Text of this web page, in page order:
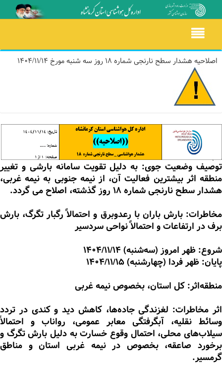
Toggle
navigation
اصلاحیه هشدار سطح نارنجی شماره 18 روز سه شنبه مورخ 1404/11/14
توصیف وضعیت جوی: به دلیل تقویت سامانه بارشی و تغییر
منطقه اثر بیشترین فعالیت آن، از نیمه جنوبی به نیمه غربی،
هشدار سطح نارنجی شماره 18 روز گذشته، اصلاح می گردد.
مخاطرات: بارش باران با رعدوبرق و احتمالاً رگبار تگرگ، بارش
برف در ارتفاعات و احتمالاً نواحی سردسیر
شروع: ظهر امروز (سه‌شنبه) 1404/11/14
پایان: ظهر فردا (چهارشنبه) 1404/11/15
منطقه‌اثر: کل استان، بخصوص نیمه غربی
اثر مخاطرات: لغزندگی جاده‌ها، کاهش دید و کندی در تردد
وسائط نقلیه، آبگرفتگی معابر عمومی، رواناب و احتمالاً
سیلاب‌های محلی، احتمال وقوع خسارت به دلیل بارش تگرگ و
برخورد صاعقه، بخصوص در نیمه غربی استان و مناطق
گرمسیر.